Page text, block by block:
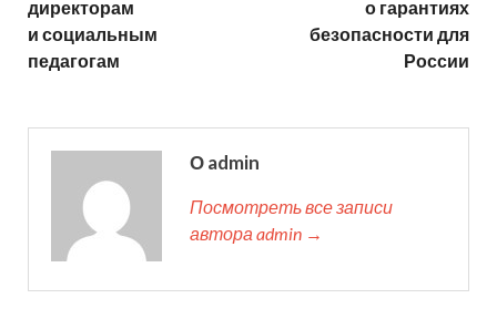
директорам
и социальным
педагогам
о гарантиях
безопасности для
России
О admin
Посмотреть все записи
автора admin →